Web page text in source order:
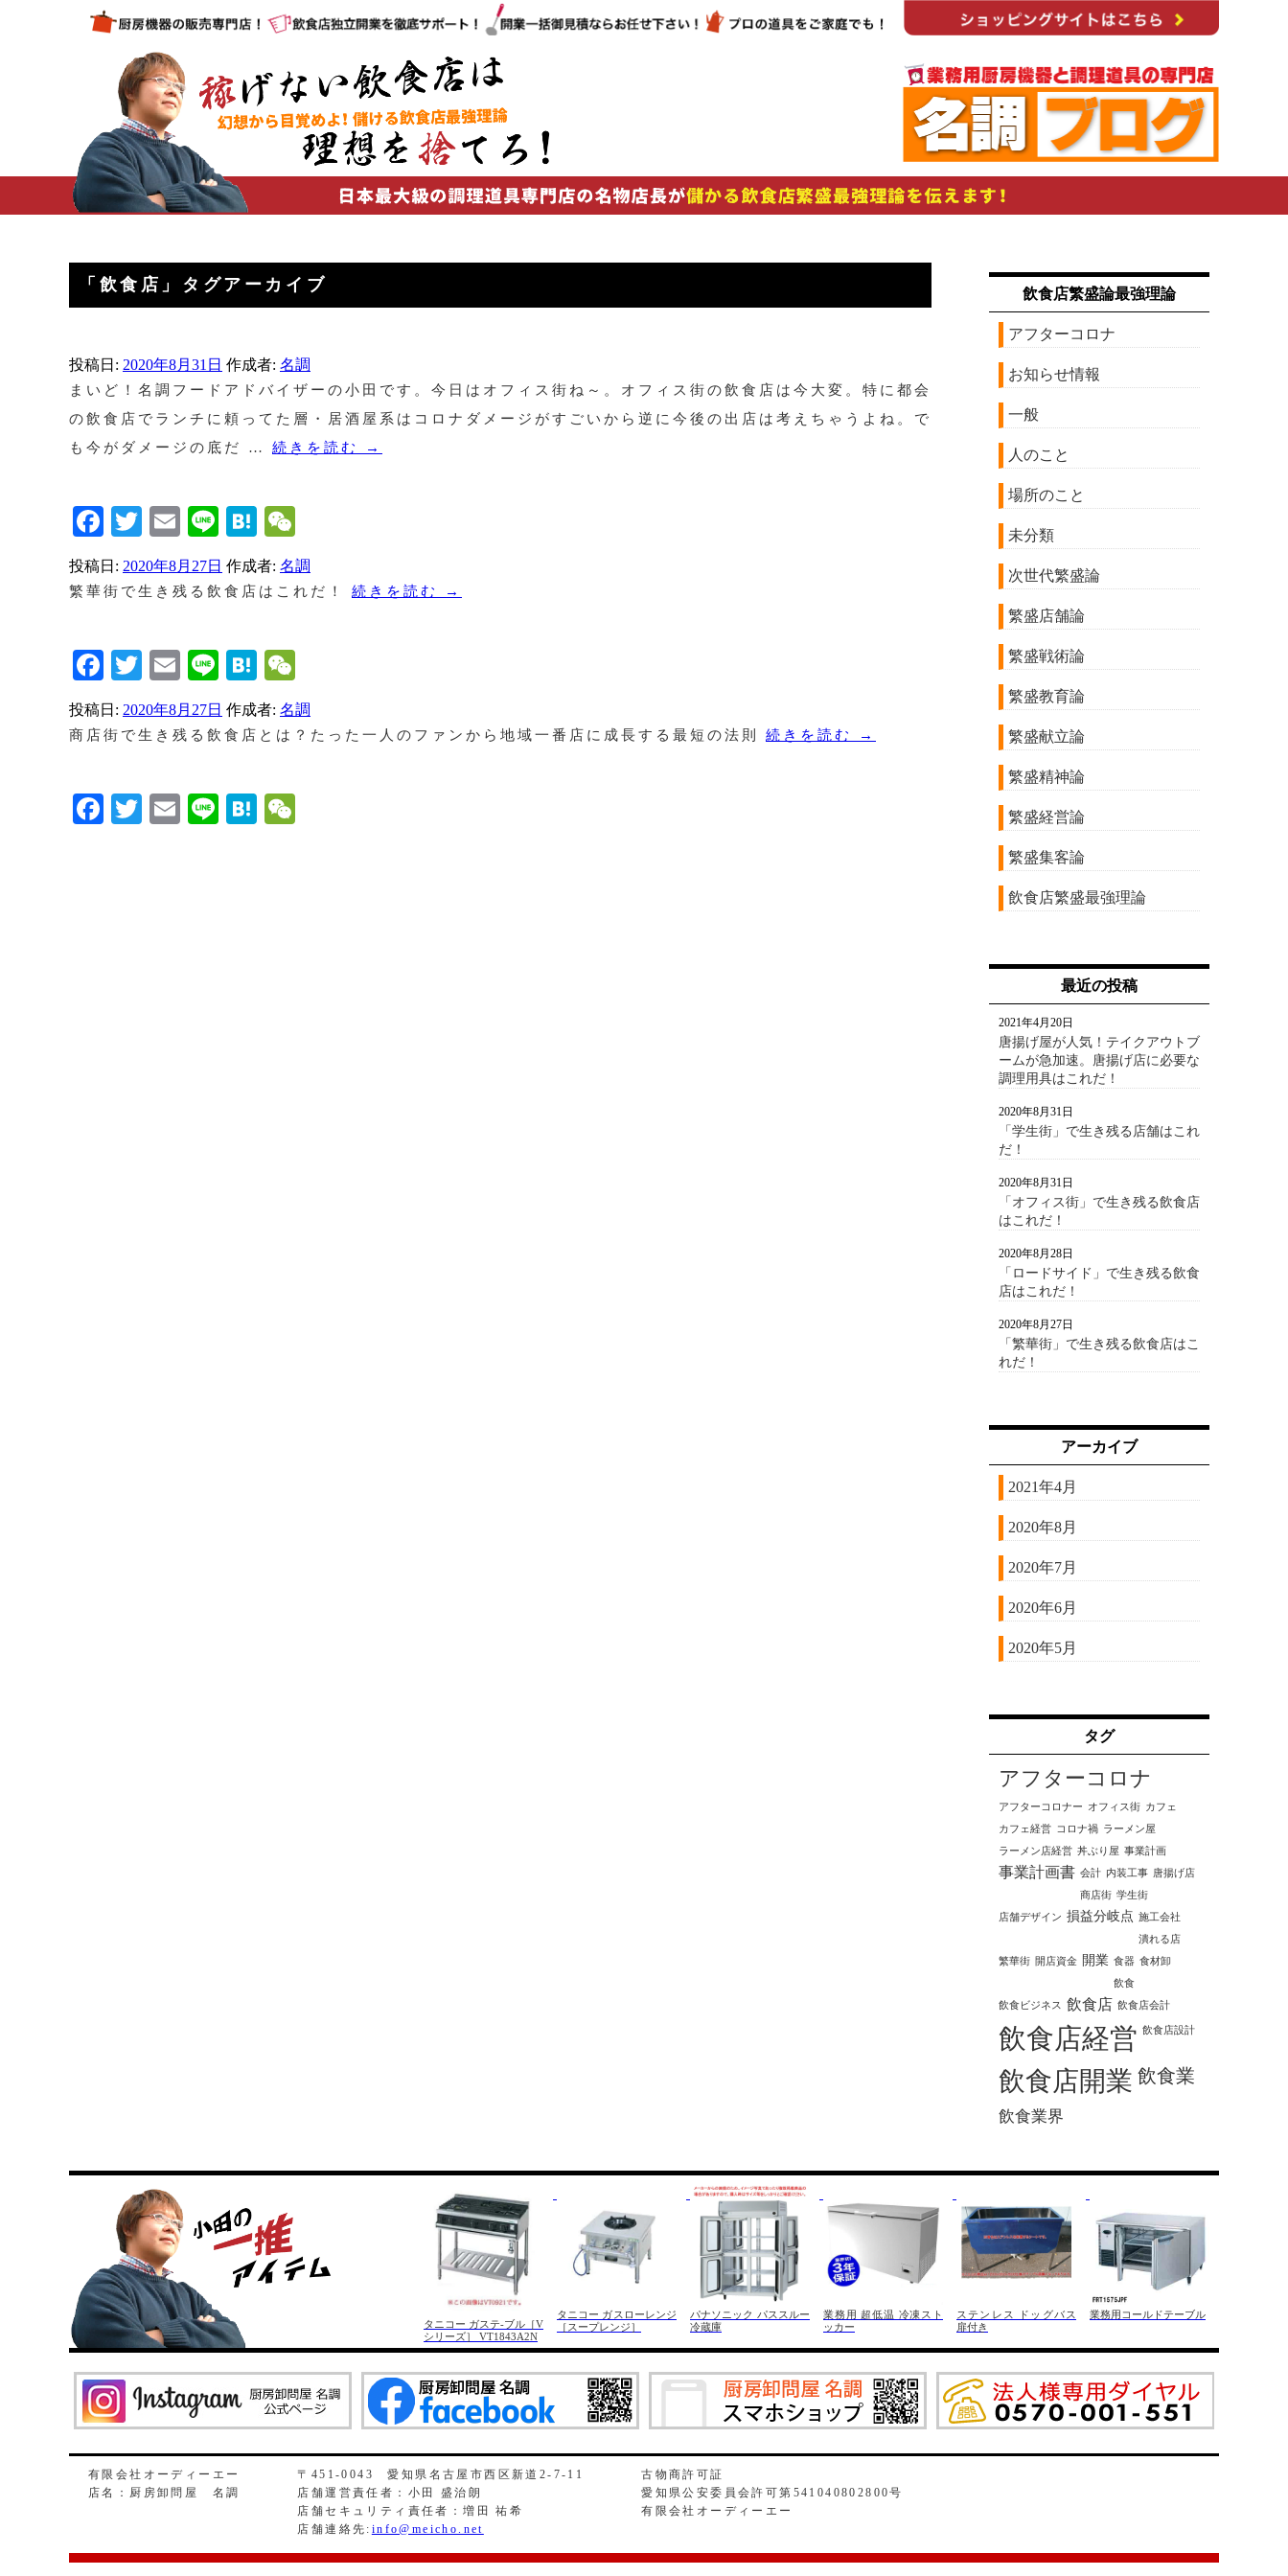
「 飲食店 」タグアーカイブ
投稿日: 2020年8月31日 作成者: 名調
まいど！名調フードアドバイザーの小田です。今日はオフィス街ね～。オフィス街の飲食店は今大変。特に都会
の飲食店でランチに頼ってた層・居酒屋系はコロナダメージがすごいから逆に今後の出店は考えちゃうよね。で
も今がダメージの底だ … 続きを読む →
Facebook
TwitterEmailLineHatena
投稿日: 2020年8月27日 作成者: 名調
繁華街で生き残る飲食店はこれだ！ 続きを読む →
Facebook
TwitterEmailLineHatena
投稿日: 2020年8月27日 作成者: 名調
商店街で生き残る飲食店とは？たった一人のファンから地域一番店に成長する最短の法則 続きを読む →
Facebook
TwitterEmailLineHatena
飲食店繁盛論最強理論
アフターコロナ
お知らせ情報
一般
人のこと
場所のこと
未分類
次世代繁盛論
繁盛店舗論
繁盛戦術論
繁盛教育論
繁盛献立論
繁盛精神論
繁盛経営論
繁盛集客論
飲食店繁盛最強理論
最近の投稿
唐揚げ屋が人気！テイクアウトブ
ームが急加速。唐揚げ店に必要な
調理用具はこれだ！
2021年4月20日
「学生街」で生き残る店舗はこれ
だ！
2020年8月31日
「オフィス街」で生き残る飲食店
はこれだ！
2020年8月31日
「ロードサイド」で生き残る飲食
店はこれだ！
2020年8月28日
「繁華街」で生き残る飲食店はこ
れだ！
2020年8月27日
アーカイブ
2021年4月
2020年8月
2020年7月
2020年6月
2020年5月
タグ
アフターコロナ
アフターコロナー オフィス街 カフェ
カフェ経営 コロナ禍 ラーメン屋
ラーメン店経営 丼ぶり屋 事業計画
事業計画書 会計 内装工事 唐揚げ店
商店街 学生街
店舗デザイン 損益分岐点 施工会社
潰れる店
繁華街 開店資金 開業 食器 食材卸
飲食
飲食ビジネス 飲食店 飲食店会計
飲食店経営 飲食店設計
飲食店開業 飲食業
飲食業界
タニコー ガステ-ブル［V
シリーズ］ VT1843A2N
タニコー ガスローレンジ
［スープレンジ］
パナソニック パススルー
冷蔵庫
業務用 超低温 冷凍スト
ッカー
ステンレス ドッグバス
扉付き
業務用コールドテーブル
有限会社オーディーエー
店名：厨房卸問屋 名調
〒451-0043 愛知県名古屋市西区新道2-7-11
店舗運営責任者：小田 盛治朗
店舗セキュリティ責任者：増田 祐希
店舗連絡先: info@meicho.net
古物商許可証
愛知県公安委員会許可第541040802800号
有限会社オーディーエー